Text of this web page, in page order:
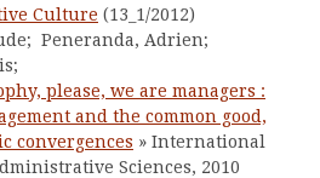
Culture (13_1/2012)
Peneranda, Adrien;
please, we are managers :
and the common good,
convergences » International
Sciences, 2010